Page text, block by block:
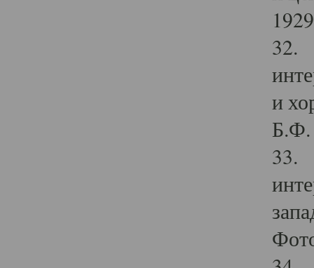
32.
и
Б.Ф.
33.